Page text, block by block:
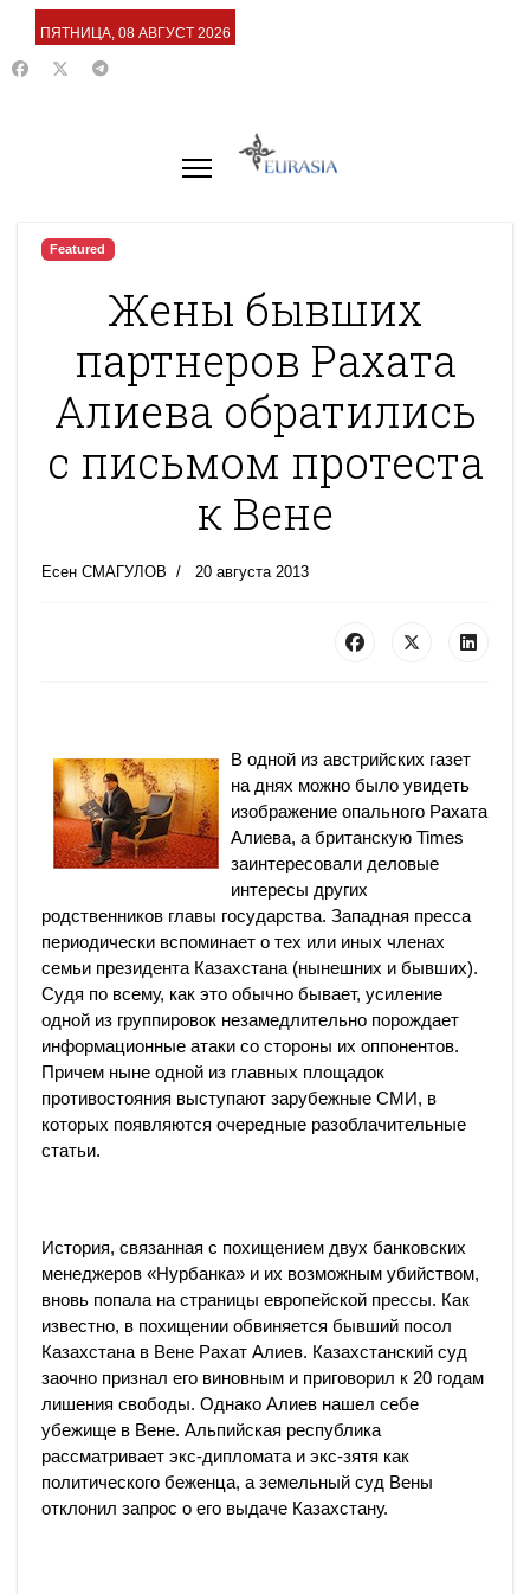
ПЯТНИЦА, 08 АВГУСТ 2026
Featured
Жены бывших
партнеров Рахата
Алиева обратились
с письмом протеста
к Вене
Есен СМАГУЛОВ 20 августа 2013
В одной из австрийских газет
на днях можно было увидеть
изображение опального Рахата
Алиева, а британскую Times
заинтересовали деловые
интересы других
родственников главы государства. Западная пресса
периодически вспоминает о тех или иных членах
семьи президента Казахстана (нынешних и бывших).
Судя по всему, как это обычно бывает, усиление
одной из группировок незамедлительно порождает
информационные атаки со стороны их оппонентов.
Причем ныне одной из главных площадок
противостояния выступают зарубежные СМИ, в
которых появляются очередные разоблачительные
статьи.
История, связанная с похищением двух банковских
менеджеров «Нурбанка» и их возможным убийством,
вновь попала на страницы европейской прессы. Как
известно, в похищении обвиняется бывший посол
Казахстана в Вене Рахат Алиев. Казахстанский суд
заочно признал его виновным и приговорил к 20 годам
лишения свободы. Однако Алиев нашел себе
убежище в Вене. Альпийская республика
рассматривает экс-дипломата и экс-зятя как
политического беженца, а земельный суд Вены
отклонил запрос о его выдаче Казахстану.